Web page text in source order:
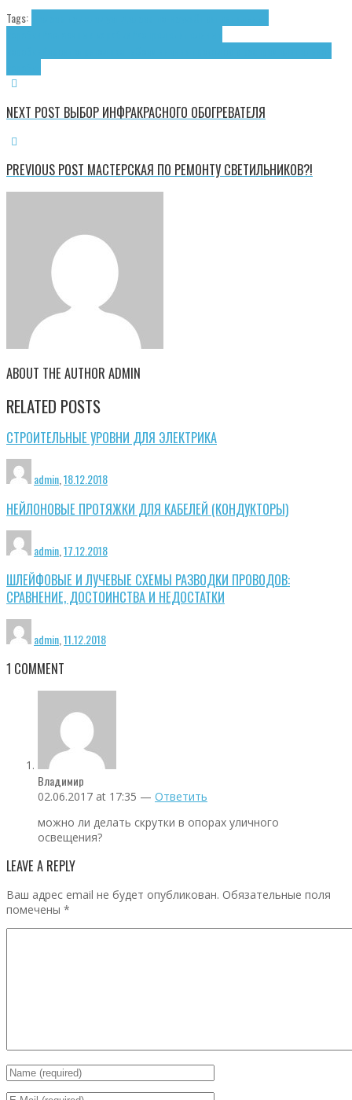
Tags:
NEXT POST ВЫБОР ИНФРАКРАСНОГО ОБОГРЕВАТЕЛЯ
PREVIOUS POST МАСТЕРСКАЯ ПО РЕМОНТУ СВЕТИЛЬНИКОВ?!
ABOUT THE AUTHOR ADMIN
RELATED POSTS
СТРОИТЕЛЬНЫЕ УРОВНИ ДЛЯ ЭЛЕКТРИКА
admin,18.12.2018
НЕЙЛОНОВЫЕ ПРОТЯЖКИ ДЛЯ КАБЕЛЕЙ (КОНДУКТОРЫ)
admin 17.12.2018
ШЛЕЙФОВЫЕ И ЛУЧЕВЫЕ СХЕМЫ РАЗВОДКИ ПРОВОДОВ:
СРАВНЕНИЕ, ДОСТОИНСТВА И НЕДОСТАТКИ
admin 11.12.2018
1 COMMENT
Владимир
02.06.2017 at 17:35 — Ответить
можно ли делать скрутки в опорах уличного
освещения?
LEAVE A REPLY
Ваш адрес email не будет опубликован. Обязательные поля
помечены *